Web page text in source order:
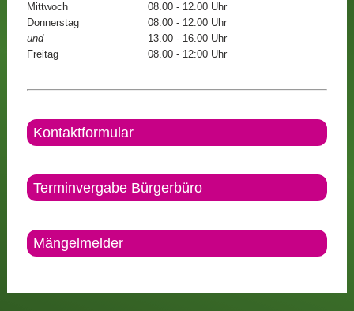
Mittwoch
08.00 - 12.00 Uhr
Donnerstag
08.00 - 12.00 Uhr
und
13.00 - 16.00 Uhr
Freitag
08.00 - 12:00 Uhr
Kontaktformular
Terminvergabe Bürgerbüro
Mängelmelder